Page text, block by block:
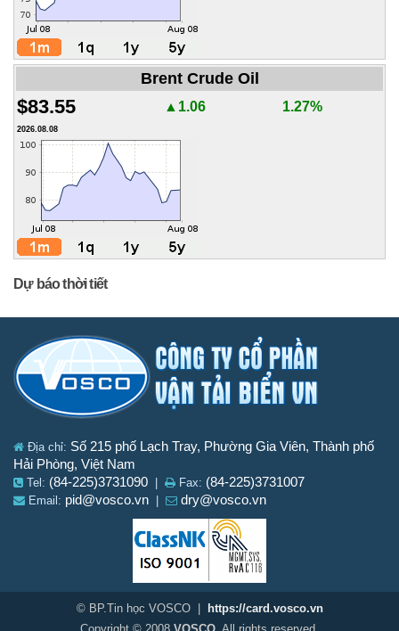
Brent Crude Oil
$83.55 ▲1.06 1.27%
2026.08.08
Dự báo thời tiết
Địa chỉ: Số 215 phố Lạch Tray, Phường Gia Viên, Thành phố
Hải Phòng, Việt Nam
Tel: (84-225)3731090 Fax: (84-225)3731007
Email: pid@vosco.vn dry@vosco.vn
© BP.Tin học VOSCO |
https://card.vosco.vn